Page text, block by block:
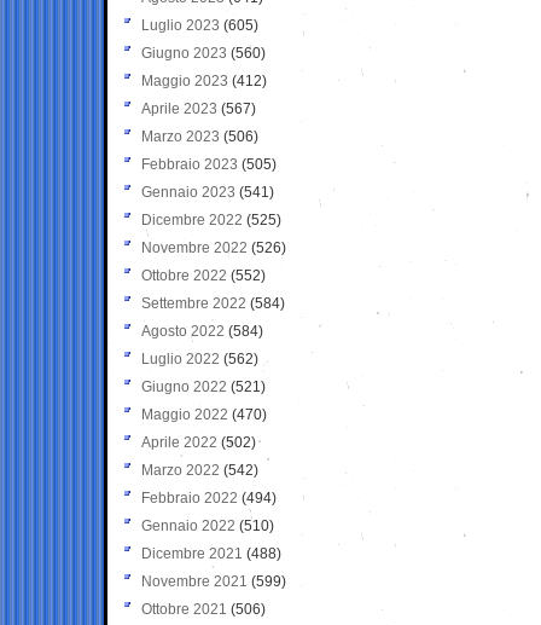
Luglio 2023 (605)
Giugno 2023 (560)
Maggio 2023 (412)
Aprile 2023 (567)
Marzo 2023 (506)
Febbraio 2023 (505)
Gennaio 2023 (541)
Dicembre 2022 (525)
Novembre 2022 (526)
Ottobre 2022 (552)
Settembre 2022 (584)
Agosto 2022 (584)
Luglio 2022 (562)
Giugno 2022 (521)
Maggio 2022 (470)
Aprile 2022 (502)
Marzo 2022 (542)
Febbraio 2022 (494)
Gennaio 2022 (510)
Dicembre 2021 (488)
Novembre 2021 (599)
Ottobre 2021 (506)